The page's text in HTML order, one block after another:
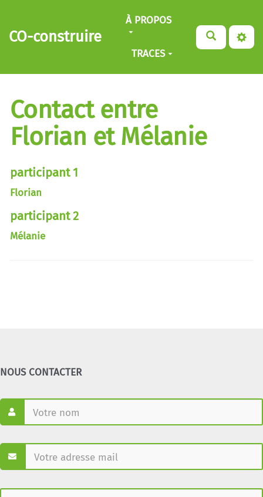
Aller au contenu principal
CO-construire
À PROPOS
TRACES
Contact entre
Florian et Mélanie
participant 1
Florian
participant 2
Mélanie
NOUS CONTACTER